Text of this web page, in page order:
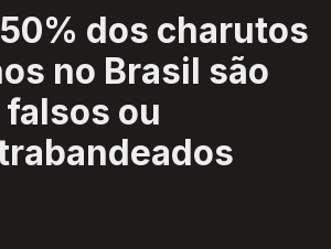
dos charutos
no Brasil são
falsos ou